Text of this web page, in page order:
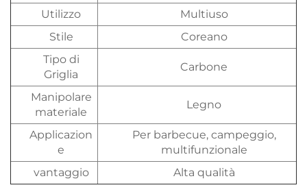
Utilizzo
Multiuso
Stile
Coreano
Tipo di
Griglia
Carbone
Manipolare
materiale
Legno
Applicazion
e
Per barbecue, campeggio,
multifunzionale
vantaggio
Alta qualità